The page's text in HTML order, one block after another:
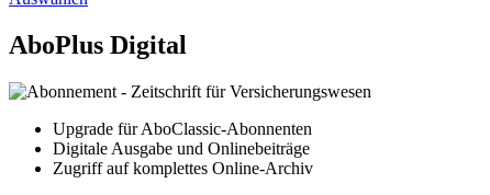
AboPlus Digital
Upgrade für AboClassic-Abonnenten
Digitale Ausgabe und Onlinebeiträge
Zugriff auf komplettes Online-Archiv